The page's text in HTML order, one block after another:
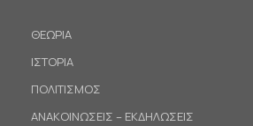
ΘΕΩΡΙΑ
ΙΣΤΟΡΙΑ
ΠΟΛΙΤΙΣΜΟΣ
ΑΝΑΚΟΙΝΩΣΕΙΣ – ΕΚΔΗΛΩΣΕΙΣ